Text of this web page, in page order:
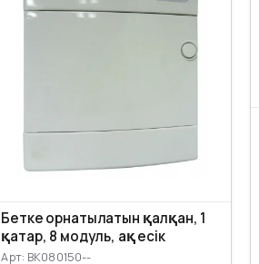
Бетке орнатылатын қалқан, 1
қатар, 8 модуль, ақ есік
Арт: BK080150--